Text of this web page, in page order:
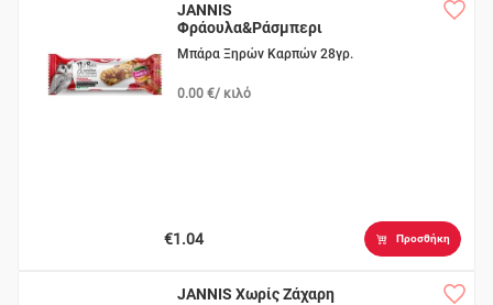
JANNIS
Φράουλα&Ράσμπερι
χωρίς Ζάχαρη
Μπάρα Ξηρών Καρπών 28γρ.
0.00 €/ κιλό
€1.04 Προσθήκη
JANNIS Χωρίς Ζάχαρη